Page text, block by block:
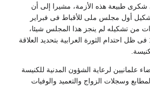
طبيعة هذه الأزمة، مشيرا إلى أن
أول مجلس ملى للأقباط فى فبراير
من تشكيله لم ينجز هذا المجلس شيئا،
مايو 1882 فى ظل احتدام الثورة العرابية بتحديد العلاقة
لرعاية الشؤون المدنية للكنيسة
وسجلات الزواج والتعميد والوفيات